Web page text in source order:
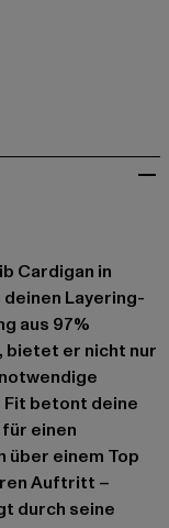
Cardigan in
Layering-
aus 97%
bietet er nicht nur
betont deine
einen
über einem Top
Auftritt –
durch seine